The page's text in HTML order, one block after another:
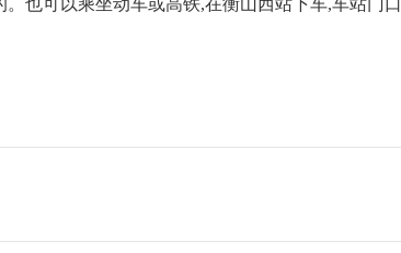
也可以乘坐动车或高铁,在衡山西站下车,车站门口